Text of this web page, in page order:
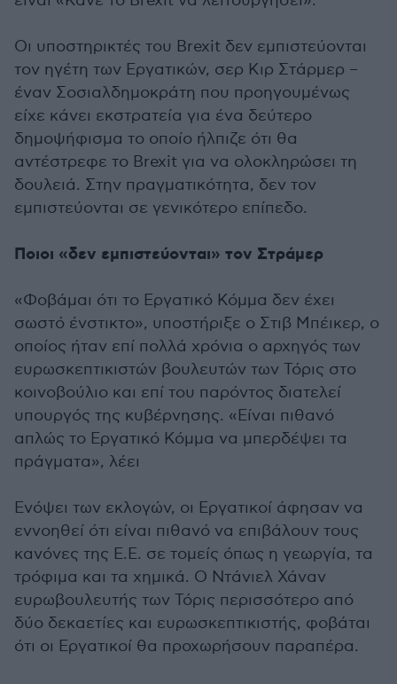
Οι υποστηρικτές του Brexit δεν εμπιστεύονται
τον ηγέτη των Εργατικών, σερ Κιρ Στάρμερ –
έναν Σοσιαλδημοκράτη που προηγουμένως
είχε κάνει εκστρατεία για ένα δεύτερο
δημοψήφισμα το οποίο ήλπιζε ότι θα
αντέστρεφε το Brexit για να ολοκληρώσει τη
δουλειά. Στην πραγματικότητα, δεν τον
εμπιστεύονται σε γενικότερο επίπεδο.
Ποιοι «δεν εμπιστεύονται» τον Στράμερ
«Φοβάμαι ότι το Εργατικό Κόμμα δεν έχει
σωστό ένστικτο», υποστήριξε ο Στιβ Μπέικερ, ο
οποίος ήταν επί πολλά χρόνια ο αρχηγός των
ευρωσκεπτικιστών βουλευτών των Τόρις στο
κοινοβούλιο και επί του παρόντος διατελεί
υπουργός της κυβέρνησης. «Είναι πιθανό
απλώς το Εργατικό Κόμμα να μπερδέψει τα
πράγματα», λέει
Ενόψει των εκλογών, οι Εργατικοί άφησαν να
εννοηθεί ότι είναι πιθανό να επιβάλουν τους
κανόνες της Ε.Ε. σε τομείς όπως η γεωργία, τα
τρόφιμα και τα χημικά. Ο Ντάνιελ Χάναν
ευρωβουλευτής των Τόρις περισσότερο από
δύο δεκαετίες και ευρωσκεπτικιστής, φοβάται
ότι οι Εργατικοί θα προχωρήσουν παραπέρα.